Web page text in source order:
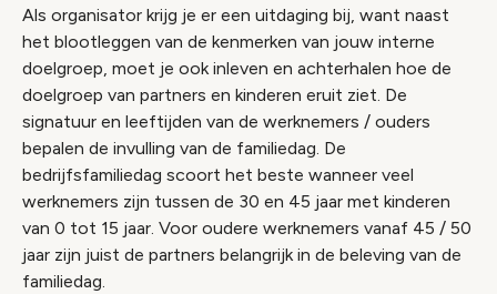
Als organisator krijg je er een uitdaging bij, want naast
het blootleggen van de kenmerken van jouw interne
doelgroep, moet je ook inleven en achterhalen hoe de
doelgroep van partners en kinderen eruit ziet. De
signatuur en leeftijden van de werknemers / ouders
bepalen de invulling van de familiedag. De
bedrijfsfamiliedag scoort het beste wanneer veel
werknemers zijn tussen de 30 en 45 jaar met kinderen
van 0 tot 15 jaar. Voor oudere werknemers vanaf 45 / 50
jaar zijn juist de partners belangrijk in de beleving van de
familiedag.